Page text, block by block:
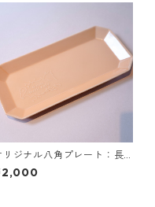
リジナル八角プレート：長
角タイプ